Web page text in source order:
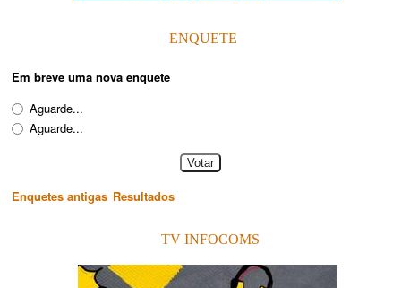
ENQUETE
Em breve uma nova enquete
Aguarde...
Aguarde...
Enquetes antigas Resultados
TV INFOCOMS